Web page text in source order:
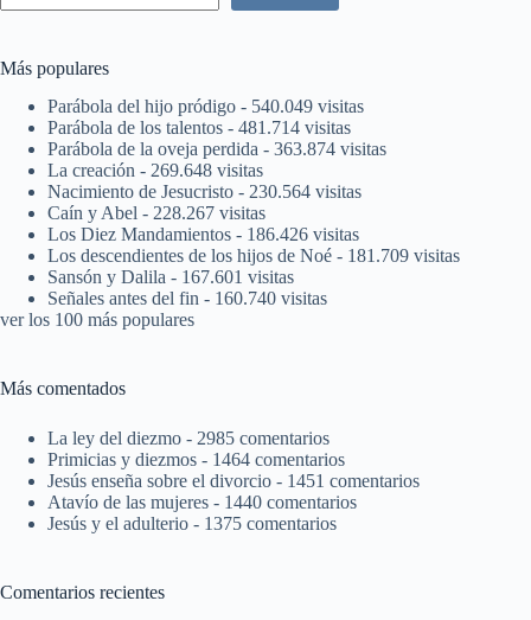
Más populares
Parábola del hijo pródigo - 540.049 visitas
Parábola de los talentos - 481.714 visitas
Parábola de la oveja perdida - 363.874 visitas
La creación - 269.648 visitas
Nacimiento de Jesucristo - 230.564 visitas
Caín y Abel - 228.267 visitas
Los Diez Mandamientos - 186.426 visitas
Los descendientes de los hijos de Noé - 181.709 visitas
Sansón y Dalila - 167.601 visitas
Señales antes del fin - 160.740 visitas
ver los 100 más populares
Más comentados
La ley del diezmo - 2985 comentarios
Primicias y diezmos - 1464 comentarios
Jesús enseña sobre el divorcio - 1451 comentarios
Atavío de las mujeres - 1440 comentarios
Jesús y el adulterio - 1375 comentarios
Comentarios recientes